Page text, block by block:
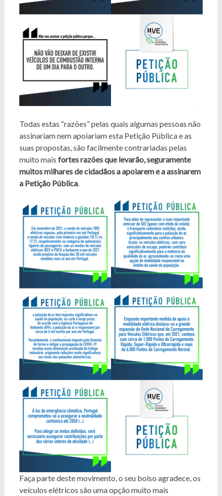
Todas estas “razões” pelas quais algumas pessoas não
assinariam nem apoiariam esta Petição Pública e as
suas propostas, são facilmente contrariadas pelas
muito mais fortes razões que levarão, seguramente
muitos milhares de cidadãos a apoiarem e a assinarem
a Petição Pública.
Faça parte deste movimento, o seu bolso agradece, os
veículos elétricos são uma opção muito mais